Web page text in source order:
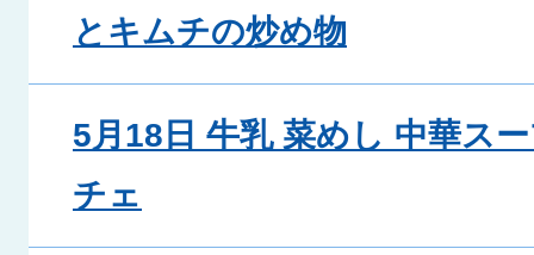
とキムチの炒め物
5月18日 牛乳 菜めし 中華ス
チェ